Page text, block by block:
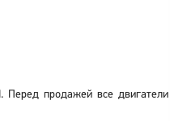
Перед продажей все двигатели